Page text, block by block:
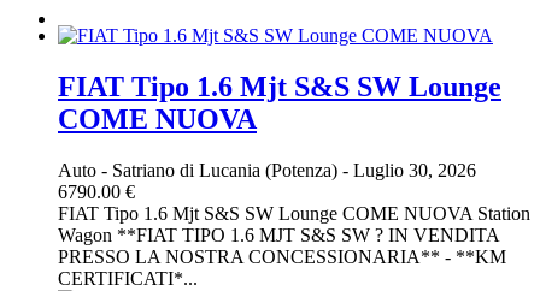
FIAT Tipo 1.6 Mjt S&S SW Lounge
COME NUOVA
Auto - Satriano di Lucania (Potenza) - Luglio 30, 2026
6790.00 €
FIAT Tipo 1.6 Mjt S&S SW Lounge COME NUOVA Station
Wagon **FIAT TIPO 1.6 MJT S&S SW ? IN VENDITA
PRESSO LA NOSTRA CONCESSIONARIA** - **KM
CERTIFICATI*...